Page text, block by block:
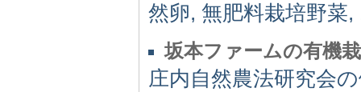
然卵, 無肥料栽培野菜,
坂本ファームの有機
庄内自然農法研究会